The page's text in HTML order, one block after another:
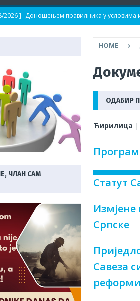
2026 ] Доношењем правилника у условима
Иницијатива за хитно покретање
у условима изразито високих
2026 ] Рад на ужареном бетону на + 40:
у Бањалуци опомиње
АКТУЕЛНО
2026 ]
Још једна важна побједа за раднике
2026 ]
Раст чланства и правна заштита
HOME
ОДАБИР
Ћирилица |
Програм
Статут
Измјене
Српске
Савеза
реформи
ЧЛАН САМ